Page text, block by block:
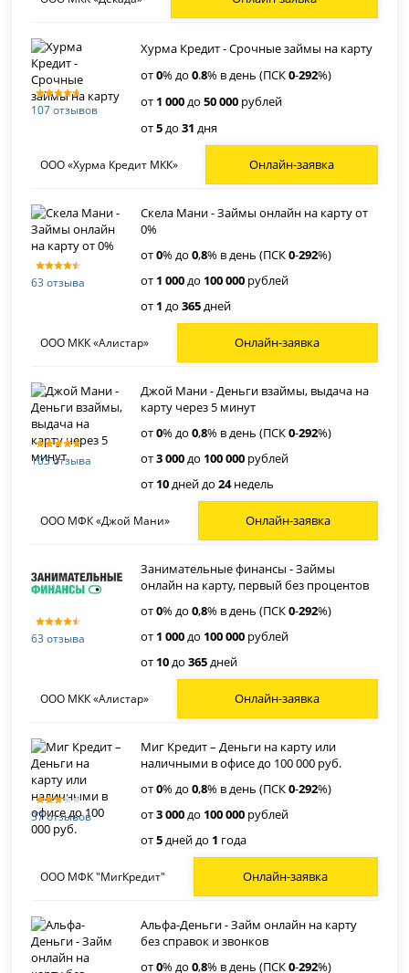
107 отзывов
Хурма Кредит - Срочные займы на карту
от0% до0.8% в день (ПСК0-292%)
от 1 000до50 000 рублей
от5до31 дня
ООО «Хурма Кредит МКК» Онлайн-заявка
63 отзыва
Скела Мани - Займы онлайн на карту от
0%
от0% до0,8% в день (ПСК0-292%)
от 1 000до 100 000 рублей
от 1 до365дней
ООО МКК «Алистар» Онлайн-заявка
103 отзыва
Джой Мани - Деньги взаймы, выдача на
карту через 5 минут
от0% до0,8% в день (ПСК0-292%)
от3 000до 100 000 рублей
от 10дней до24недель
ООО МФК «Джой Мани» Онлайн-заявка
63 отзыва
Занимательные финансы - Займы
онлайн на карту, первый без процентов
от0% до0,8% в день (ПСК0-292%)
от 1 000до 100 000 рублей
от 10до365дней
ООО МКК «Алистар» Онлайн-заявка
37 отзывов
Миг Кредит – Деньги на карту или
наличными в офисе до 100 000 руб.
от0% до0,8% в день (ПСК0-292%)
от3 000до 100 000 рублей
от5дней до 1 года
ООО МФК "МигКредит" Онлайн-заявка
Альфа-Деньги - Займ онлайн на карту
без справок и звонков
от0% до0,8% в день (ПСК0-292%)